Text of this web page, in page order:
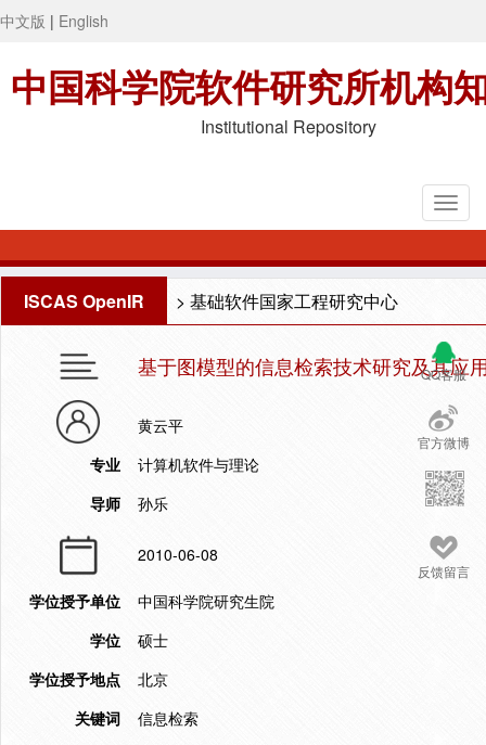
中文版 | English
中国科学院软件研究所机构
Institutional Repository
ISCAS OpenIR > 基础软件国家工程研究中心
QQ客服
官方微博
反馈留言
基于图模型的信息检索技术研究及其应
黄云平
专业
计算机软件与理论
导师
孙乐
2010-06-08
学位授予单位
中国科学院研究生院
学位
硕士
学位授予地点
北京
关键词
信息检索